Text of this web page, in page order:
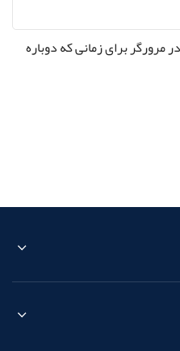
مرورگر برای زمانی که دوباره